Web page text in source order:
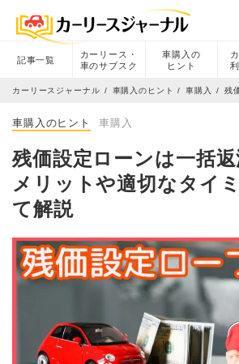
記事一覧
カーリース・
車のサブスク
車購入の
ヒント
カーリースジャーナル 車購入のヒント 車購入 残
車購入のヒント 車購入
残価設定ローンは一括
メリットや適切なタイ
て解説